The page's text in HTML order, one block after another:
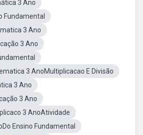
3 Ano
Fundamental
3 Ano
3 Ano
3 AnoMultiplicacao E Divisão
3 Ano
3 Ano
3 AnoAtividade
Ensino Fundamental